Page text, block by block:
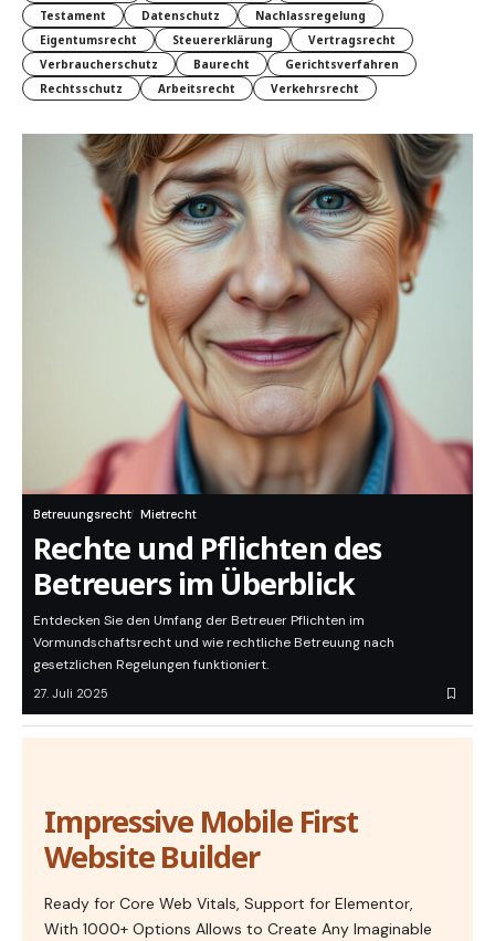
Testament
Datenschutz
Nachlassregelung
Eigentumsrecht
Steuererklärung
Vertragsrecht
Verbraucherschutz
Baurecht
Gerichtsverfahren
Rechtsschutz
Arbeitsrecht Verkehrsrecht
Betreuungsrecht Mietrecht
Rechte und Pflichten des
Betreuers im Überblick
Entdecken Sie den Umfang der Betreuer Pflichten im
Vormundschaftsrecht und wie rechtliche Betreuung nach
gesetzlichen Regelungen funktioniert.
27. Juli 2025
Impressive Mobile First
Website Builder
Ready for Core Web Vitals, Support for Elementor,
With 1000+ Options Allows to Create Any Imaginable